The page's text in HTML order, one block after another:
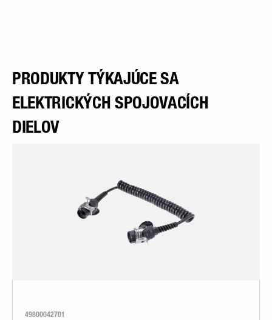
PRODUKTY TÝKAJÚCE SA
ELEKTRICKÝCH SPOJOVACÍCH
DIELOV
49800042701